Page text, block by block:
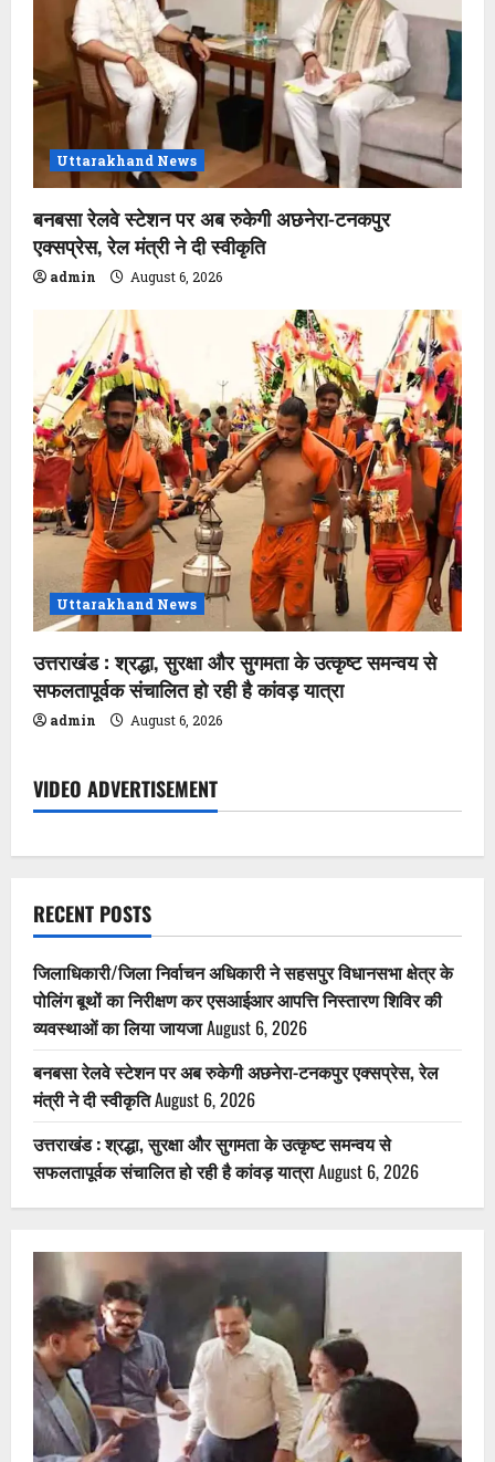
Uttarakhand News
बनबसा रेलवे स्टेशन पर अब रुकेगी अछनेरा-टनकपुर
एक्सप्रेस, रेल मंत्री ने दी स्वीकृति
admin August 6, 2026
Uttarakhand News
उत्तराखंड : श्रद्धा, सुरक्षा और सुगमता के उत्कृष्ट समन्वय से
सफलतापूर्वक संचालित हो रही है कांवड़ यात्रा
admin August 6, 2026
VIDEO ADVERTISEMENT
RECENT POSTS
जिलाधिकारी/जिला निर्वाचन अधिकारी ने सहसपुर विधानसभा क्षेत्र के
पोलिंग बूथों का निरीक्षण कर एसआईआर आपत्ति निस्तारण शिविर की
व्यवस्थाओं का लिया जायजाAugust 6, 2026
बनबसा रेलवे स्टेशन पर अब रुकेगी अछनेरा-टनकपुर एक्सप्रेस, रेल
मंत्री ने दी स्वीकृतिAugust 6, 2026
उत्तराखंड : श्रद्धा, सुरक्षा और सुगमता के उत्कृष्ट समन्वय से
सफलतापूर्वक संचालित हो रही है कांवड़ यात्राAugust 6, 2026